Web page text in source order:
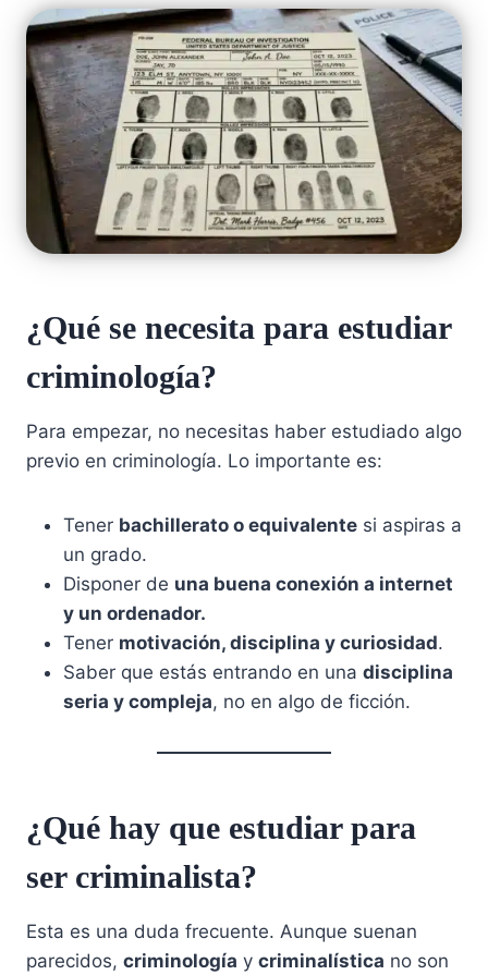
¿Qué se necesita para estudiar
criminología?
Para empezar, no necesitas haber estudiado algo
previo en criminología. Lo importante es:
Tener bachillerato o equivalente si aspiras a
un grado.
Disponer de una buena conexión a internet
y un ordenador.
Tener motivación, disciplina y curiosidad.
Saber que estás entrando en una disciplina
seria y compleja, no en algo de ficción.
¿Qué hay que estudiar para
ser criminalista?
Esta es una duda frecuente. Aunque suenan
parecidos, criminología y criminalística no son